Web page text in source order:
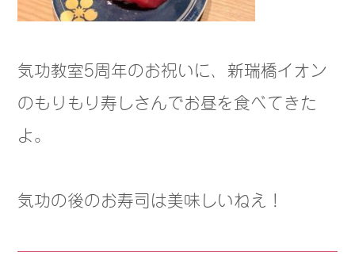
気功教室5周年のお祝いに、新瑞橋イオン
のもりもり寿しさんでお昼を食べてきた
よ。
気功の後のお寿司は美味しいねえ！